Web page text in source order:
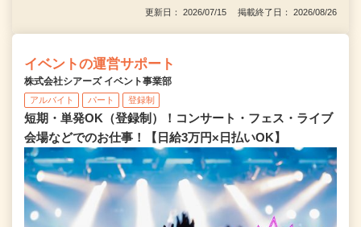
更新日： 2026/07/15 掲載終了日： 2026/08/26
イベントの運営サポート
株式会社シアーズ イベント事業部
アルバイト パート 登録制
短期・単発OK（登録制）！コンサート・フェス・ライブ
会場などでのお仕事！【日給3万円×日払いOK】